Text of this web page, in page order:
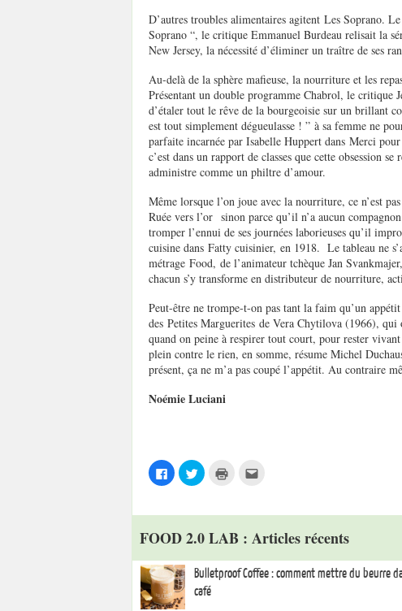
D’autres troubles alimentaires agitent Les Soprano.
Soprano “, le critique Emmanuel Burdeau relisait la
New Jersey, la nécessité d’éliminer un traître de ses
Au-delà de la sphère mafieuse, la nourriture et les
Présentant un double programme Chabrol, le critique
d’étaler tout le rêve de la bourgeoisie sur un brillant
est tout simplement dégueulasse ! ” à sa femme ne
parfaite incarnée par Isabelle Huppert dans Merci
c’est dans un rapport de classes que cette obsession
administre comme un philtre d’amour.
Même lorsque l’on joue avec la nourriture, ce n’est
Ruée vers l’or sinon parce qu’il n’a aucun
tromper l’ennui de ses journées laborieuses qu’il
cuisine dans Fatty cuisinier, en 1918. Le tableau ne
métrage Food, de l’animateur tchèque Jan
chacun s’y transforme en distributeur de nourriture,
Peut-être ne trompe-t-on pas tant la faim qu’un
des Petites Marguerites de Vera Chytilova (1966), qui
quand on peine à respirer tout court, pour rester
plein contre le rien, en somme, résume Michel
présent, ça ne m’a pas coupé l’appétit. Au contraire
Noémie Luciani
C
l
e
p
o
u
r
p
a
r
t
C
l
e
p
o
u
r
p
a
r
e
p
o
u
r
i
e
p
o
u
r
e
FOOD 2.0 LAB : Articles récents
Bulletproof Coffee : comment mettre du beurre
café